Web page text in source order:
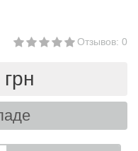
Отзывов: 0